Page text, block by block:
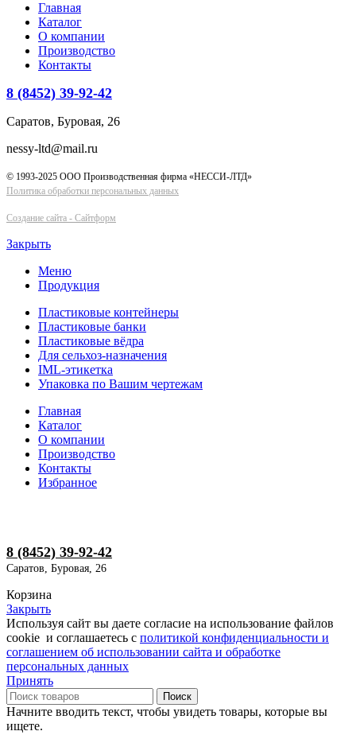
Главная
Каталог
О компании
Производство
Контакты
8 (8452) 39-92-42
Саратов, Буровая, 26
nessy-ltd@mail.ru
© 1993-2025 ООО Производственная фирма «НЕССИ-ЛТД»
Политика обработки персональных данных
Cоздание сайта - Сайтформ
Закрыть
Меню
Продукция
Пластиковые контейнеры
Пластиковые банки
Пластиковые вёдра
Для сельхоз-назначения
IML-этикетка
Упаковка по Вашим чертежам
Главная
Каталог
О компании
Производство
Контакты
Избранное
8 (8452) 39-92-42
Саратов, Буровая, 26
Корзина
Закрыть
Используя сайт вы даете согласие на использование файлов
cookie и соглашаетесь с политикой конфиденциальности и
соглашением об использовании сайта и обработке
персональных данных
Принять
Поиск
Начните вводить текст, чтобы увидеть товары, которые вы
ищете.